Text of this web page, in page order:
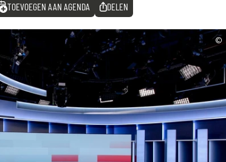
TOEVOEGEN AAN AGENDA DELEN
©